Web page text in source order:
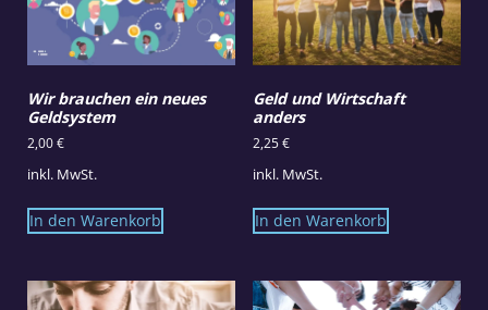
Wir brauchen ein neues
Geldsystem
2,00€
inkl. MwSt.
In den Warenkorb
Geld und Wirtschaft
anders
2,25€
inkl. MwSt.
In den Warenkorb